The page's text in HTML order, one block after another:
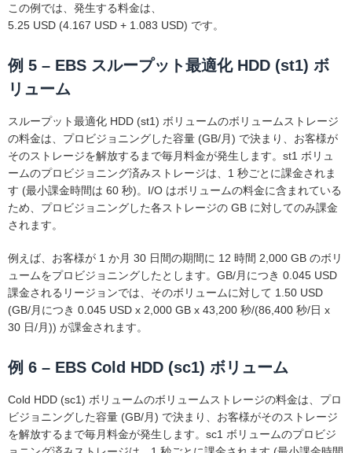
この例では、発生する料金は、
5.25 USD (4.167 USD + 1.083 USD) です。
例 5 – EBS スループット最適化 HDD (st1) ボ
リューム
スループット最適化 HDD (st1) ボリュームのボリュームストレージ
の料金は、プロビジョニングした容量 (GB/月) で決まり、お客様が
そのストレージを解放するまで毎月料金が発生します。st1 ボリュ
ームのプロビジョニング済みストレージは、1 秒ごとに課金されま
す (最小課金時間は 60 秒)。I/O はボリュームの料金に含まれている
ため、プロビジョニングした各ストレージの GB に対してのみ課金
されます。
例えば、お客様が 1 か月 30 日間の期間に 12 時間 2,000 GB のボリ
ュームをプロビジョニングしたとします。GB/月につき 0.045 USD
課金されるリージョンでは、そのボリュームに対して 1.50 USD
(GB/月につき 0.045 USD x 2,000 GB x 43,200 秒/(86,400 秒/日 x
30 日/月)) が課金されます。
例 6 – EBS Cold HDD (sc1) ボリューム
Cold HDD (sc1) ボリュームのボリュームストレージの料金は、プロ
ビジョニングした容量 (GB/月) で決まり、お客様がそのストレージ
を解放するまで毎月料金が発生します。sc1 ボリュームのプロビジ